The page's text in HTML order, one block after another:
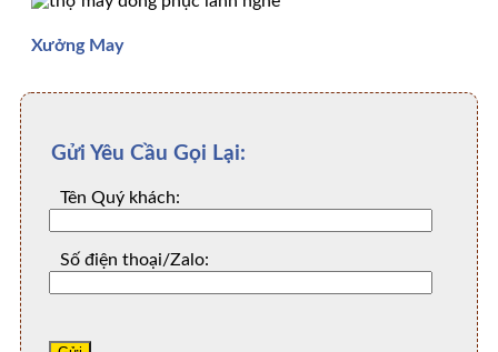
Xưởng May
Gửi Yêu Cầu Gọi Lại:
Tên Quý khách:
Số điện thoại/Zalo: